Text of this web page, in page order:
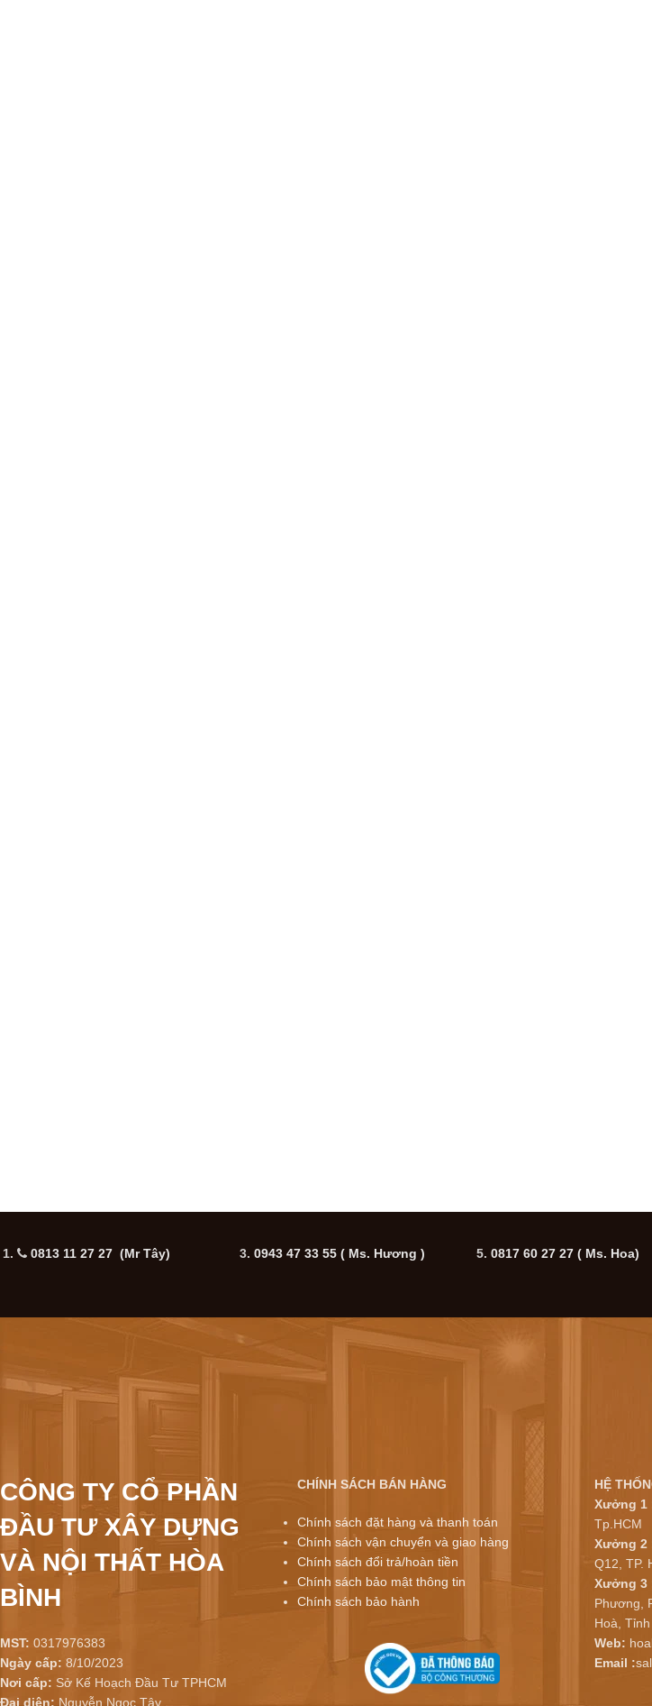
1. 0813 11 27 27 (Mr Tây) 3. 0943 47 33 55( Ms. Hương ) 5. 0817 60 27 27( Ms. Hoa)
CÔNG TY CỔ PHẦN
ĐẦU TƯ XÂY DỰNG
VÀ NỘI THẤT HÒA
BÌNH
MST: 0317976383
Ngày cấp: 8/10/2023
Nơi cấp: Sở Kế Hoạch Đầu Tư TPHCM
Đại diện: Nguyễn Ngọc Tây
CHÍNH SÁCH BÁN HÀNG
Chính sách đặt hàng và thanh toán
Chính sách vận chuyển và giao hàng
Chính sách đổi trả/hoàn tiền
Chính sách bảo mật thông tin
Chính sách bảo hành
HỆ
Xưởng 1
Tp.HCM
Xưởng 2
Q12, TP.
Xưởng 3
Phương,
Hoà,
Web:
Email :